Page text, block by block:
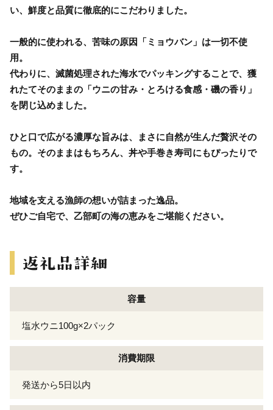
い、鮮度と品質に徹底的にこだわりました。
一般的に使われる、苦味の原因「ミョウバン」は一切不使
用。
代わりに、滅菌処理された海水でパッキングすることで、獲
れたてそのままの「ウニの甘み・とろける食感・磯の香り」
を閉じ込めました。
ひと口で広がる濃厚な旨みは、まさに自然が生んだ贅沢その
もの。そのままはもちろん、丼や手巻き寿司にもぴったりで
す。
地域を支える漁師の想いが詰まった逸品。
ぜひご自宅で、乙部町の海の恵みをご堪能ください。
容量
塩水ウニ100g×2パック
消費期限
発送から5日以内